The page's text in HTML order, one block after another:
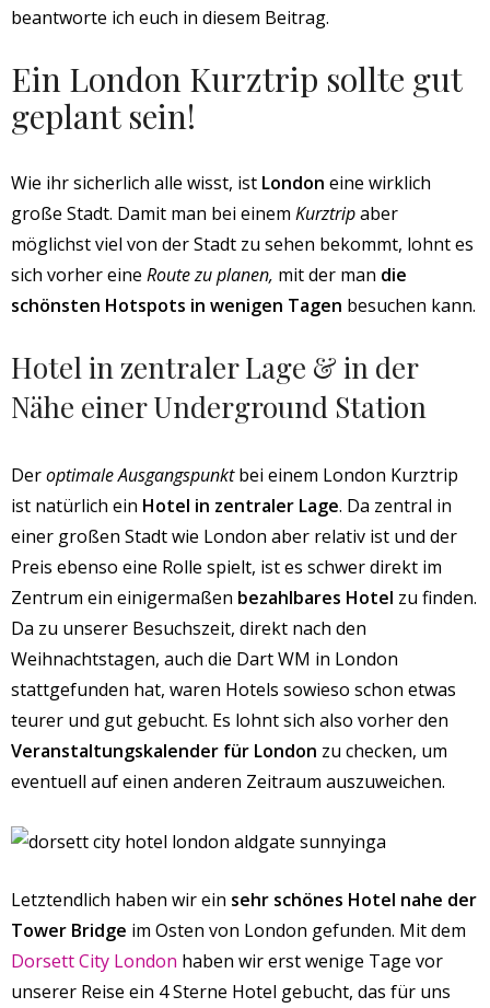
beantworte ich euch in diesem Beitrag.
Ein London Kurztrip sollte gut
geplant sein!
Wie ihr sicherlich alle wisst, ist London eine wirklich
große Stadt. Damit man bei einem Kurztripaber
möglichst viel von der Stadt zu sehen bekommt, lohnt es
sich vorher eine Route zu planen, mit der man die
schönsten Hotspots in wenigen Tagen besuchen kann.
Hotel in zentraler Lage & in der
Nähe einer Underground Station
Deroptimale Ausgangspunktbei einem London Kurztrip
ist natürlich ein Hotel in zentraler Lage. Da zentral in
einer großen Stadt wie London aber relativ ist und der
Preis ebenso eine Rolle spielt, ist es schwer direkt im
Zentrum ein einigermaßen bezahlbares Hotel zu finden.
Da zu unserer Besuchszeit, direkt nach den
Weihnachtstagen, auch die Dart WM in London
stattgefunden hat, waren Hotels sowieso schon etwas
teurer und gut gebucht. Es lohnt sich also vorher den
Veranstaltungskalender für London zu checken, um
eventuell auf einen anderen Zeitraum auszuweichen.
Letztendlich haben wir ein sehr schönes Hotel nahe der
Tower Bridge im Osten von London gefunden. Mit dem
Dorsett City London haben wir erst wenige Tage vor
unserer Reise ein 4 Sterne Hotel gebucht, das für uns